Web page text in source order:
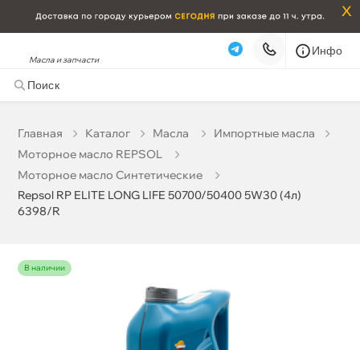
x
Масла и запчасти
Инфо
Главная Катало Масла
Импортные масла
Моторное масло REPSOL
Моторное масло Синтетические
Repsol RP ELITE LONG LIFE 50700/50400 5W30 (4л)
6398/R
наличии
Repsol RP ELITE LONG LIFE 50700/50400 5W30 (4л)
Бесплатная Завтра, 09.08 (при заказе от 2000₽)
Срочная за 2 ч – 399 ₽ Сегодня, 08.08